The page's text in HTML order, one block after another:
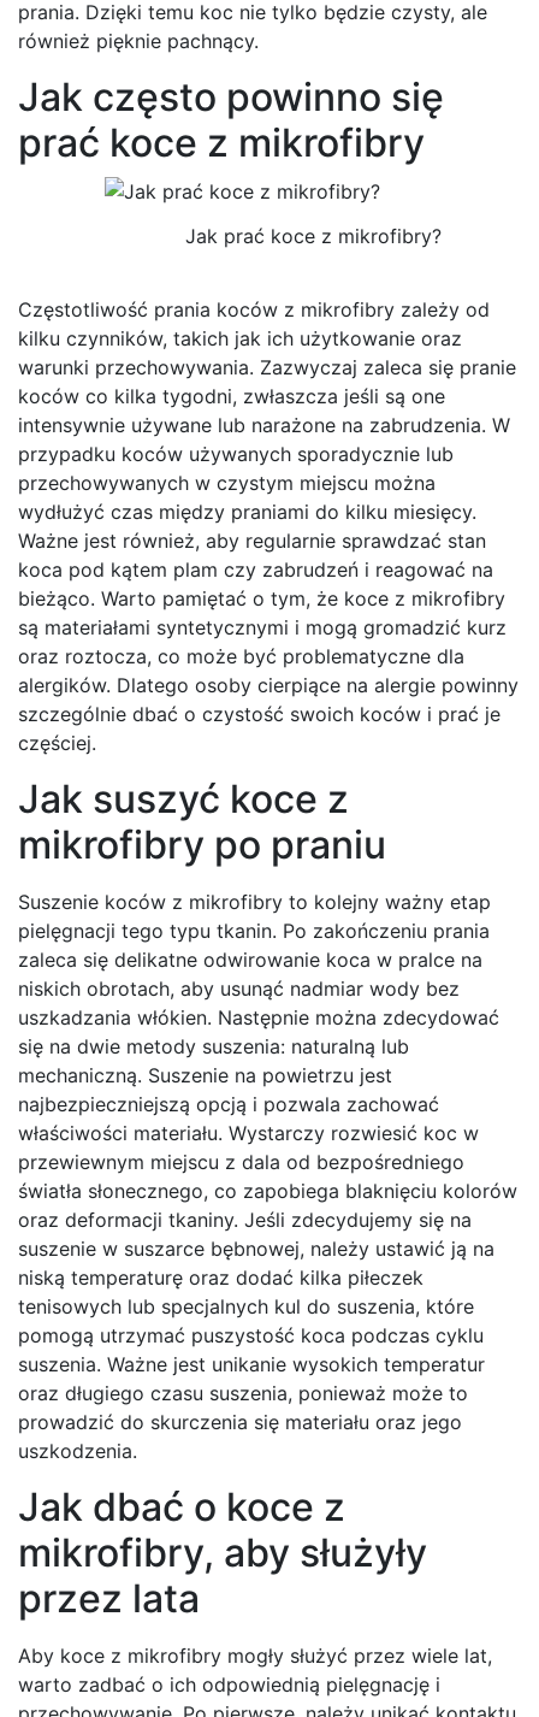
prania. Dzięki temu koc nie tylko będzie czysty, ale
również pięknie pachnący.
Jak często powinno się
prać koce z mikrofibry
Jak prać koce z mikrofibry?
Częstotliwość prania koców z mikrofibry zależy od
kilku czynników, takich jak ich użytkowanie oraz
warunki przechowywania. Zazwyczaj zaleca się pranie
koców co kilka tygodni, zwłaszcza jeśli są one
intensywnie używane lub narażone na zabrudzenia. W
przypadku koców używanych sporadycznie lub
przechowywanych w czystym miejscu można
wydłużyć czas między praniami do kilku miesięcy.
Ważne jest również, aby regularnie sprawdzać stan
koca pod kątem plam czy zabrudzeń i reagować na
bieżąco. Warto pamiętać o tym, że koce z mikrofibry
są materiałami syntetycznymi i mogą gromadzić kurz
oraz roztocza, co może być problematyczne dla
alergików. Dlatego osoby cierpiące na alergie powinny
szczególnie dbać o czystość swoich koców i prać je
częściej.
Jak suszyć koce z
mikrofibry po praniu
Suszenie koców z mikrofibry to kolejny ważny etap
pielęgnacji tego typu tkanin. Po zakończeniu prania
zaleca się delikatne odwirowanie koca w pralce na
niskich obrotach, aby usunąć nadmiar wody bez
uszkadzania włókien. Następnie można zdecydować
się na dwie metody suszenia: naturalną lub
mechaniczną. Suszenie na powietrzu jest
najbezpieczniejszą opcją i pozwala zachować
właściwości materiału. Wystarczy rozwiesić koc w
przewiewnym miejscu z dala od bezpośredniego
światła słonecznego, co zapobiega blaknięciu kolorów
oraz deformacji tkaniny. Jeśli zdecydujemy się na
suszenie w suszarce bębnowej, należy ustawić ją na
niską temperaturę oraz dodać kilka piłeczek
tenisowych lub specjalnych kul do suszenia, które
pomogą utrzymać puszystość koca podczas cyklu
suszenia. Ważne jest unikanie wysokich temperatur
oraz długiego czasu suszenia, ponieważ może to
prowadzić do skurczenia się materiału oraz jego
uszkodzenia.
Jak dbać o koce z
mikrofibry, aby służyły
przez lata
Aby koce z mikrofibry mogły służyć przez wiele lat,
warto zadbać o ich odpowiednią pielęgnację i